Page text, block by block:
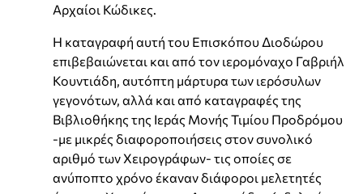
Αρχαίοι Κώδικες.
Η καταγραφή αυτή του Επισκόπου Διοδώρου
επιβεβαιώνεται και από τον ιερομόναχο Γαβριήλ
Κουντιάδη, αυτόπτη μάρτυρα των ιερόσυλων
γεγονότων, αλλά και από καταγραφές της
Βιβλιοθήκης της Ιεράς Μονής Τιμίου Προδρόμου
-με μικρές διαφοροποιήσεις στον συνολικό
αριθμό των Χειρογράφων- τις οποίες σε
ανύποπτο χρόνο έκαναν διάφοροι μελετητές